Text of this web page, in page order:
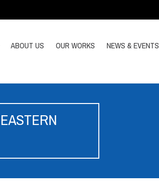
ABOUT US OUR WORKS NEWS & EVENTS